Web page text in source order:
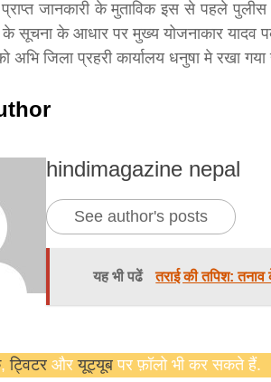
जानकारी के मुताविक इस से पहले
के सूचना के आधार पर मुख्य योजनाकार यादव
अभि जिला प्रहरी कार्यालय धनुषा मे रखा गया
hindimagazine nepal
See author's posts
यह भी पढें तराई की तपिश:
,ट्विटरऔरयूट्यूब पर फ़ॉलो भी कर सकते हैं.